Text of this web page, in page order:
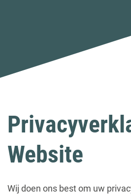
Website
Wij doen ons best om uw